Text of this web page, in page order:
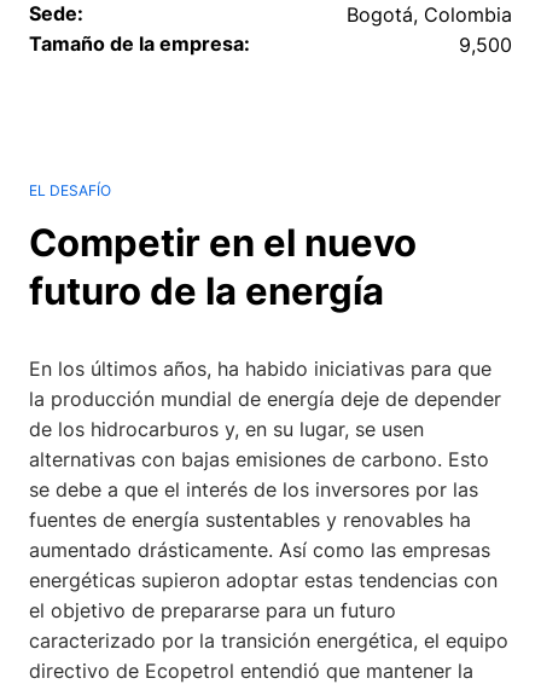
Sede:
Bogotá, Colombia
Tamaño de la empresa:
9,500
EL DESAFÍO
Competir en el nuevo
futuro de la energía
En los últimos años, ha habido iniciativas para que
la producción mundial de energía deje de depender
de los hidrocarburos y, en su lugar, se usen
alternativas con bajas emisiones de carbono. Esto
se debe a que el interés de los inversores por las
fuentes de energía sustentables y renovables ha
aumentado drásticamente. Así como las empresas
energéticas supieron adoptar estas tendencias con
el objetivo de prepararse para un futuro
caracterizado por la transición energética, el equipo
directivo de Ecopetrol entendió que mantener la